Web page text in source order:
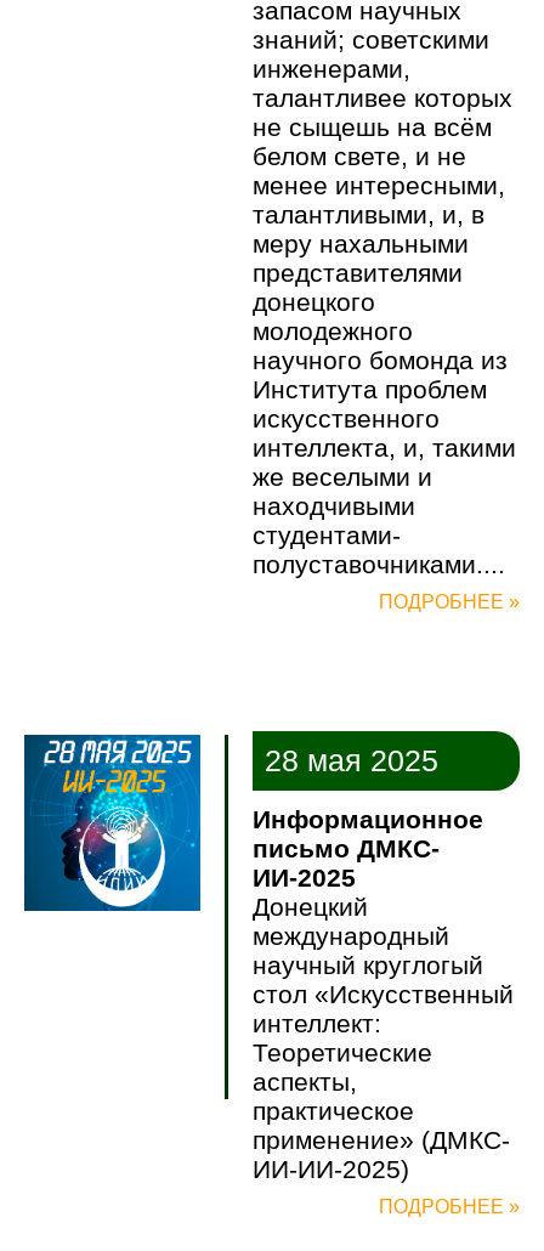
запасом научных
знаний; советскими
инженерами,
талантливее которых
не сыщешь на всём
белом свете, и не
менее интересными,
талантливыми, и, в
меру нахальными
представителями
донецкого
молодежного
научного бомонда из
Института проблем
искусственного
интеллекта, и, такими
же веселыми и
находчивыми
студентами-
полуставочниками....
ПОДРОБНЕЕ »
28 мая 2025
Информационное
письмо ДМКС-
ИИ-2025
Донецкий
международный
научный круглогый
стол «Искусственный
интеллект:
Теоретические
аспекты,
практическое
применение» (ДМКС-
ИИ-ИИ-2025)
ПОДРОБНЕЕ »